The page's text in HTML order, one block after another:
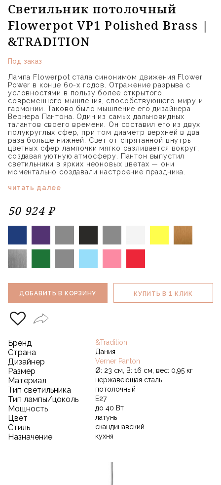
Светильник потолочный
Flowerpot VP1 Polished Brass |
&TRADITION
Под заказ
Лампа Flowerpot стала синонимом движения Flower
Power в конце 60-х годов. Отражение разрыва с
условностями в пользу более открытого,
современного мышления, способствующего миру и
гармонии. Таково было мышление его дизайнера
Вернера Пантона. Один из самых дальновидных
талантов своего времени. Он составил его из двух
полукруглых сфер, при том диаметр верхней в два
раза больше нижней. Свет от спрятанной внутрь
цветных сфер лампочки мягко разливается вокруг,
создавая уютную атмосферу. Пантон выпустил
светильники в ярких неоновых цветах — они
моментально создавали настроение праздника.
читать далее
50 924 ₽
ДОБАВИТЬ В КОРЗИНУ КУПИТЬ В 1 КЛИК
Бренд &Tradition
Страна Дания
Дизайнер Verner Panton
Размер Ø: 23 см, В: 16 см, вес: 0,95 кг
Материал нержавеющая сталь
Тип светильника потолочный
Тип лампы/цоколь E27
Мощность до 40 Вт
Цвет латунь
Стиль скандинавский
Назначение кухня